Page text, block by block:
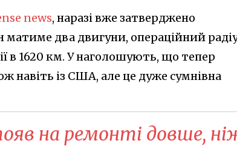
news, наразі вже затверджено
два двигуни, операційний
в 1620 км. У наголошують, що тепер
навіть із США, але це дуже сумнівна
на ремонті довше,